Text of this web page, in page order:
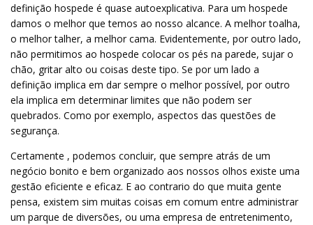
definição hospede é quase autoexplicativa. Para um hospede
damos o melhor que temos ao nosso alcance. A melhor toalha,
o melhor talher, a melhor cama. Evidentemente, por outro lado,
não permitimos ao hospede colocar os pés na parede, sujar o
chão, gritar alto ou coisas deste tipo. Se por um lado a
definição implica em dar sempre o melhor possível, por outro
ela implica em determinar limites que não podem ser
quebrados. Como por exemplo, aspectos das questões de
segurança.
Certamente , podemos concluir, que sempre atrás de um
negócio bonito e bem organizado aos nossos olhos existe uma
gestão eficiente e eficaz. E ao contrario do que muita gente
pensa, existem sim muitas coisas em comum entre administrar
um parque de diversões, ou uma empresa de entretenimento,